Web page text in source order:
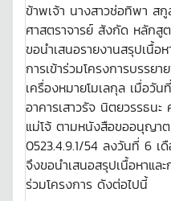
ข้าพเจ้า นางสาวช่อทิพา ส
ศาสตราจารย์ สังกัด หลัก
ขอนำเสนอรายงานสรุปเนื้อห
การเข้าร่วมโครงการบรรย
เครื่องหมายโมเลกุล เมื่อ
อาคารเสาวรัจ นิตยวรรธน
แม่โจ้ ตามหนังสือขออนุญาต
0523.4.9.1/54 ลงวันที่ 6
จึงขอนำเสนอสรุปเนื้อหาและ
ร่วมโครงการ ดังต่อไปนี้